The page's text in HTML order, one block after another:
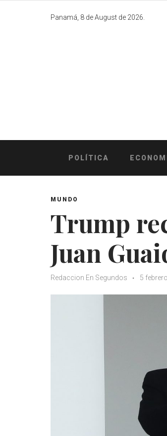
Panamá, 8 de August de 2026.
POLÍTICA
MUNDO
Trump
Juan
Redaccion En Segundos 5